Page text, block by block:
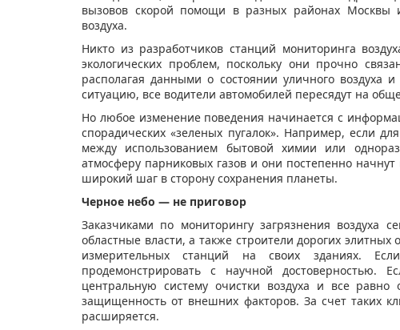
вызовов скорой помощи в разных районах Москвы
воздуха.
Никто из разработчиков станций мониторинга
экологических проблем, поскольку они прочно
располагая данными о состоянии уличного воздуха
ситуацию, все водители автомобилей пересядут на
Но любое изменение поведения начинается с
спорадических «зеленых пугалок». Например, если
между использованием бытовой химии или
атмосферу парниковых газов и они постепенно
широкий шаг в сторону сохранения планеты.
Черное небо — не приговор
Заказчиками по мониторингу загрязнения воздуха
областные власти, а также строители дорогих
измерительных станций на своих зданиях.
продемонстрировать с научной
центральную систему очистки воздуха и все
защищенность от внешних факторов. За счет таких
расширяется.